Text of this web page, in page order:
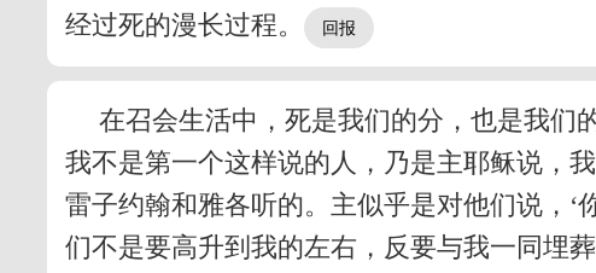
经过死的漫长过程。
在召会生活中，死是我们的分，也是我们
我不是第一个这样说的人，乃是主耶稣说，
雷子约翰和雅各听的。主似乎是对他们说，
们不是要高升到我的左右，反要与我一同埋